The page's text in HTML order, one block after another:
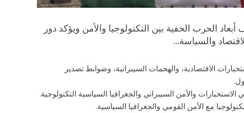
الحرب الخفية بين التكنولوجيا والأمن ويؤكد دور
والسياسة...
الاقتصادية، والهجمات السيبرانية، وضوابط تصدير
الاستخبارات والأمن السيبراني والجغرافيا السياسية التكنولوجية.
مع الأمن القومي والجغرافيا السياسية.